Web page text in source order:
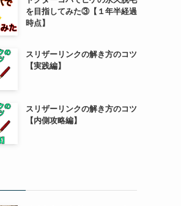
を目指してみた③【１年半経過
時点】
スリザーリンクの解き方のコツ
【実践編】
スリザーリンクの解き方のコツ
【内側攻略編】